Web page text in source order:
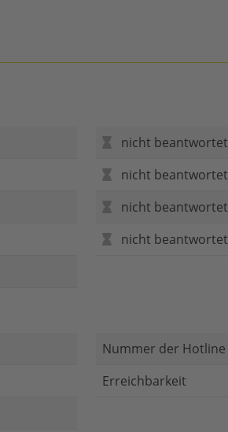
nicht beantwortet
nicht beantwortet
nicht beantwortet
nicht beantwortet
Nummer der Hotline
Erreichbarkeit